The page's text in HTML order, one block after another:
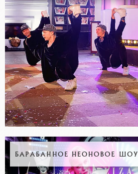
БАРАБАННОЕ НЕОНОВОЕ ШОУ